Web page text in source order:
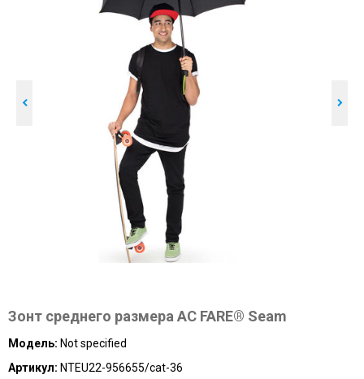
Зонт среднего размера AC FARE® Seam
Модель: Not specified
Артикул: NTEU22-956655/cat-36